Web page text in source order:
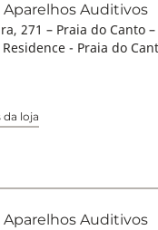
Auditivos
271 – Praia do Canto –
- Praia do
da loja
Auditivos